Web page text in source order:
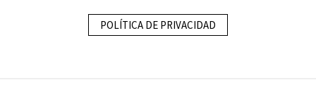
POLÍTICA DE PRIVACIDAD